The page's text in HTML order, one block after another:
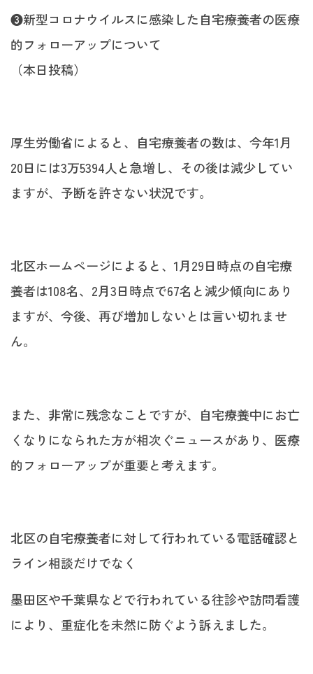
❸新型コロナウイルスに感染した自宅療養者の医療
的フォローアップについて
（本日投稿）
厚生労働省によると、自宅療養者の数は、今年1月
20日には3万5394人と急増し、その後は減少してい
ますが、予断を許さない状況です。
北区ホームページによると、1月29日時点の自宅療
養者は108名、2月3日時点で67名と減少傾向にあり
ますが、今後、再び増加しないとは言い切れませ
ん。
また、非常に残念なことですが、自宅療養中にお亡
くなりになられた方が相次ぐニュースがあり、医療
的フォローアップが重要と考えます。
北区の自宅療養者に対して行われている電話確認と
ライン相談だけでなく
墨田区や千葉県などで行われている往診や訪問看護
により、重症化を未然に防ぐよう訴えました。